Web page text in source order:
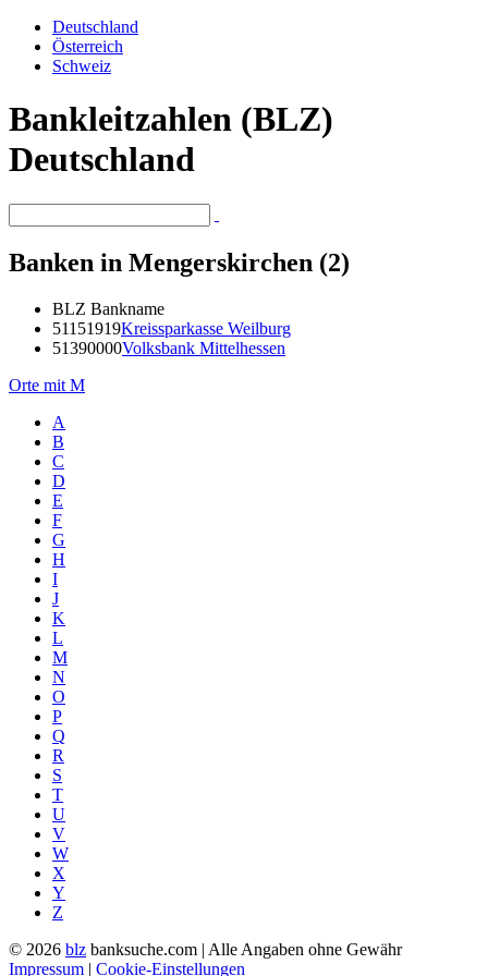
Deutschland
Österreich
Schweiz
Bankleitzahlen (BLZ)
Deutschland
Banken in Mengerskirchen (2)
BLZ Bankname
51151919Kreissparkasse Weilburg
51390000Volksbank Mittelhessen
Orte mit M
A
B
C
D
E
F
G
H
I
J
K
L
M
N
O
P
Q
R
S
T
U
V
W
X
Y
Z
© 2026 blz banksuche.com | Alle Angaben ohne Gewähr
Impressum | Cookie-Einstellungen